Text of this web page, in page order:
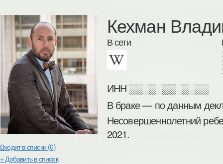
Входит в списки (0)
+ Добавить в список
Кехман
В сети
ИНН ░░░░░░░░░░░░
В браке — по данным
Несовершеннолетний
2021.